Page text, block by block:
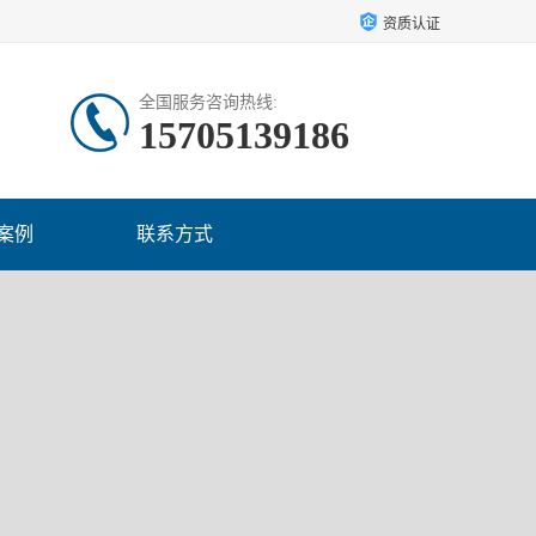
资质认证
全国服务咨询热线:
15705139186
例 联系方式